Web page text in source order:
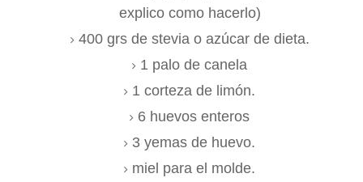
explico como hacerlo)
400 grs de stevia o azúcar de dieta.
1 palo de canela
1 corteza de limón.
6 huevos enteros
3 yemas de huevo.
miel para el molde.